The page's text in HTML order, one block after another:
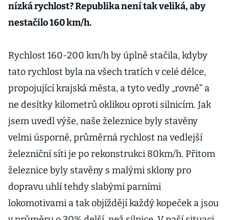
nízká rychlost? Republika není tak veliká, aby
nestačilo 160 km/h.
Rychlost 160-200 km/h by úplně stačila, kdyby
tato rychlost byla na všech tratích v celé délce,
propojující krajská města, a tyto vedly „rovně“ a
ne desítky kilometrů oklikou oproti silnicím. Jak
jsem uvedl výše, naše železnice byly stavěny
velmi úsporně, průměrná rychlost na vedlejší
železniční síti je po rekonstrukci 80km/h. Přitom
železnice byly stavěny s malými sklony pro
dopravu uhlí tehdy slabými parními
lokomotivami a tak objíždějí každý kopeček a jsou